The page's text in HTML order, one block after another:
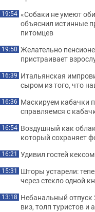
19:54 «Собаки не умеют
объяснил истинные
питомцев
19:50 Желательно
пристраивает
16:39 Итальянская
сыром из того, что
16:36 Маскируем кабачки
справляемся с
16:54 Воздушный как
который сохраняет
16:21 Удивил гостей
15:31 Шторы устарели:
через стекло одной
13:18 Небанальный отпуск
виз, толп туристов и